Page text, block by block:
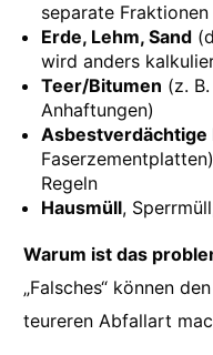
separate
Erde, Lehm, Sand
wird anders
Teer/Bitumen (z.
Anhaftungen)
Asbestverdächtige
Regeln
Hausmüll,
Warum ist das
„Falsches“ können
teureren Abfallart